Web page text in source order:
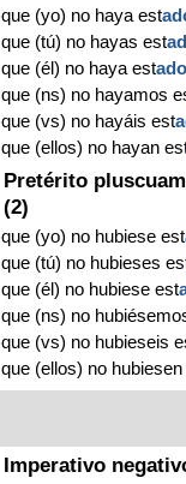
que (yo) no haya est
que (tú) no hayas est
que (él) no haya estado
que (ns) no hayamos
que (vs) no hayáis est
que (ellos) no hayan
Pretérito
(2)
que (yo) no hubiese est
que (tú) no hubieses
que (él) no hubiese est
que (ns) no
que (vs) no hubieseis
que (ellos) no
Imperativo